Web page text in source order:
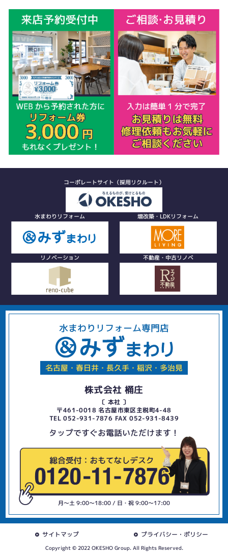
コーポレートサイト（採用リクルート）
水まわりリフォーム 増改築・LDKリフォーム
リノベーション 不動産・中古リノベ
水まわりリフォーム専門店
名古屋・春日井・長久手・稲沢・多治見
株式会社 桶庄
〔 本社 〕
〒461-0018 名古屋市東区主税町4-48
TEL 052-931-7876 FAX 052-931-8439
タップですぐお電話いただけます！
月〜土 9:00〜18:00 / 日・祝 9:00〜17:00
サイトマップ プライバシー・ポリシー
Copyright © 2022 OKESHO Group. All Rights Reserved.